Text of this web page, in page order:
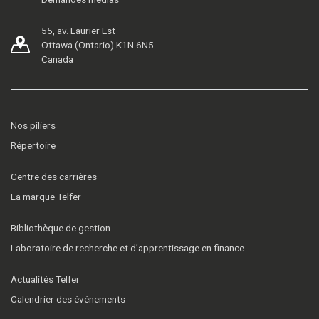
55, av. Laurier Est
Ottawa (Ontario) K1N 6N5
Canada
Nos piliers
Répertoire
Centre des carrières
La marque Telfer
Bibliothèque de gestion
Laboratoire de recherche et d’apprentissage en finance
Actualités Telfer
Calendrier des événements